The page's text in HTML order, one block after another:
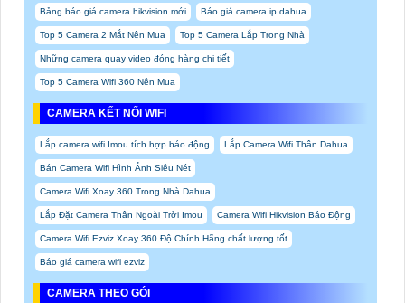
Bảng báo giá camera hikvision mới Báo giá camera ip dahua
Top 5 Camera 2 Mắt Nên Mua Top 5 Camera Lắp Trong Nhà
Những camera quay video đóng hàng chi tiết
Top 5 Camera Wifi 360 Nên Mua
CAMERA KẾT NỐI WIFI
Lắp camera wifi Imou tích hợp báo động Lắp Camera Wifi Thân Dahua
Bán Camera Wifi Hình Ảnh Siêu Nét
Camera Wifi Xoay 360 Trong Nhà Dahua
Lắp Đặt Camera Thân Ngoài Trời Imou Camera Wifi Hikvision Báo Động
Camera Wifi Ezviz Xoay 360 Độ Chính Hãng chất lượng tốt
Báo giá camera wifi ezviz
CAMERA THEO GÓI